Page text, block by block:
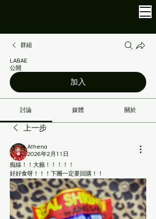
群組
LABAE
公開
加入
討論 媒體 關於
上一步
Athena
2026年2月11日
痴線！！大癲！！！！！
好好食呀！！！下團一定要回購！！